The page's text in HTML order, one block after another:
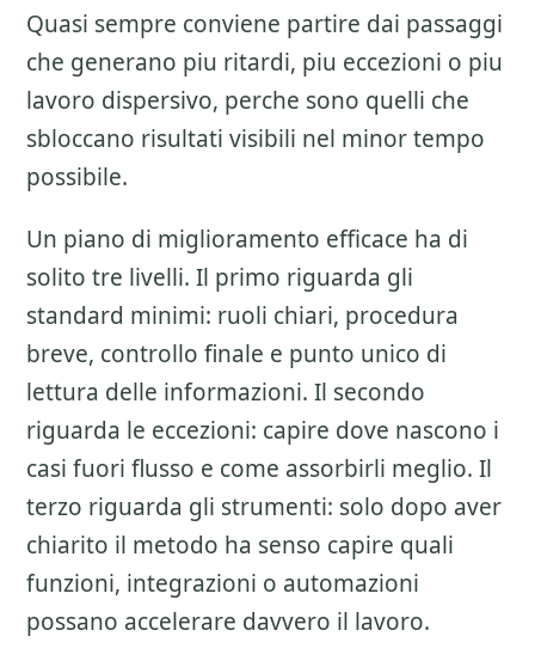
Quasi sempre conviene partire dai passaggi
che generano piu ritardi, piu eccezioni o piu
lavoro dispersivo, perche sono quelli che
sbloccano risultati visibili nel minor tempo
possibile.
Un piano di miglioramento efficace ha di
solito tre livelli. Il primo riguarda gli
standard minimi: ruoli chiari, procedura
breve, controllo finale e punto unico di
lettura delle informazioni. Il secondo
riguarda le eccezioni: capire dove nascono i
casi fuori flusso e come assorbirli meglio. Il
terzo riguarda gli strumenti: solo dopo aver
chiarito il metodo ha senso capire quali
funzioni, integrazioni o automazioni
possano accelerare davvero il lavoro.